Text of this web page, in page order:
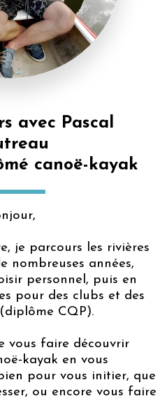
avec Pascal
canoë-kayak
je parcours les rivières
nombreuses années,
personnel, puis en
pour des clubs et des
CQP).
vous faire découvrir
kayak en vous
pour vous initier, que
ou encore vous faire